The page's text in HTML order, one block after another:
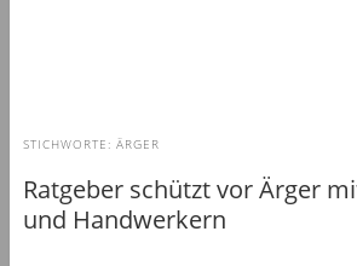
STICHWORTE: ÄRGER
Ratgeber schützt vor Ärger
und Handwerkern